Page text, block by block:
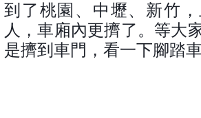
到了桃園、中壢、新竹
人，車廂內更擠了。等大
是擠到車門，看一下腳踏